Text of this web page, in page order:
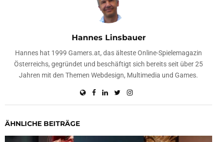
Hannes Linsbauer
Hannes hat 1999 Gamers.at, das älteste Online-Spielemagazin
Österreichs, gegründet und beschäftigt sich bereits seit über 25
Jahren mit den Themen Webdesign, Multimedia und Games.
ÄHNLICHE BEITRÄGE